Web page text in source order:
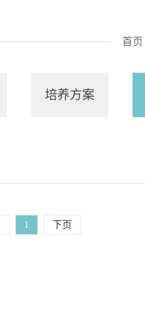
首页
培养方案
1 下页